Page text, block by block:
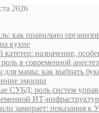
2026
как правильно
кухне
назначение,
в современной
для мамы: как выбрать
эмоции
СУБД: роль систем
ИТ-
замирает: показания к